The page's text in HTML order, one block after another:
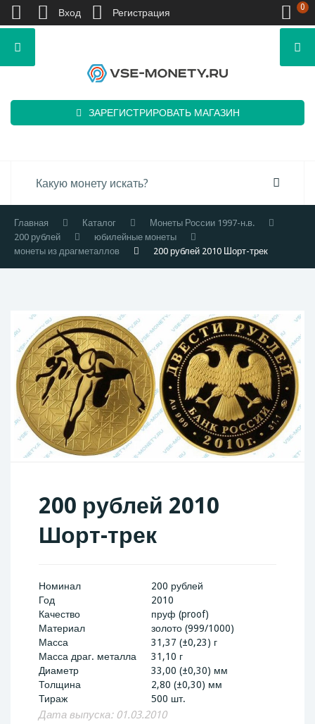
ЗАРЕГИСТРИРОВАТЬ МАГАЗИН
Главная Каталог
Монеты России 1997-н.в.
200 рублей
юбилейные монеты
монеты из драгметаллов
200 рублей 2010 Шорт-трек
200 рублей 2010
Шорт-трек
Номинал
200 рублей
Год
2010
Качество
пруф (proof)
Материал
золото (999/1000)
Масса
31,37 (±0,23) г
Масса драг. металла
31,10 г
Диаметр
33,00 (±0,30) мм
Толщина
2,80 (±0,30) мм
Тираж
500 шт.
Дата выпуска: 01.03.2010
Вход Регистрация 0